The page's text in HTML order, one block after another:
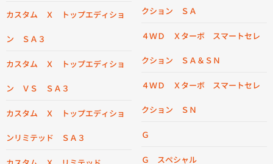
カスタム Ｘ トップエディショ
ン ＳＡ３
カスタム Ｘ トップエディショ
ン ＶＳ ＳＡ３
カスタム Ｘ トップエディショ
ンリミテッド ＳＡ３
クション ＳＡ
４ＷＤ Ｘターボ スマートセレ
クション ＳＡ＆ＳＮ
４ＷＤ Ｘターボ スマートセレ
クション ＳＮ
Ｇ
Ｇ スペシャル